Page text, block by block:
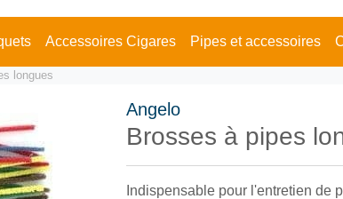
Accessoires Cigares Pipes et accessoires
longues
Angelo
Brosses à pipes
Indispensable pour l'entretien de